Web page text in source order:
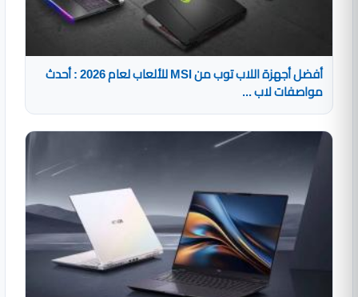
أفضل أجهزة اللاب توب من MSI للألعاب لعام 2026 : أحدث
مواصفات لاب ...